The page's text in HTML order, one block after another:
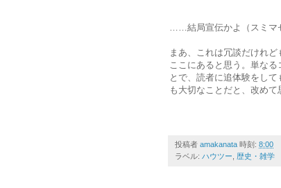
……結局宣伝かよ（スミマ
まあ、これは冗談だけれ
ここにあると思う。単な
とで、読者に追体験をし
も大切なことだと、改めて
投稿者 amakanata 時刻: 8:00
ラベル: ハウツー 歴史・雑学